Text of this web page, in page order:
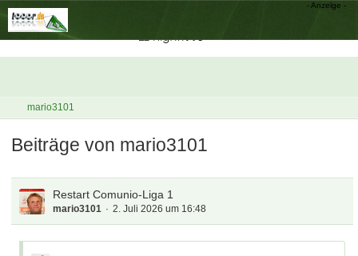
mario3101
Beiträge von mario3101
Restart Comunio-Liga 1
mario3101 2. Juli 2026 um 16:48